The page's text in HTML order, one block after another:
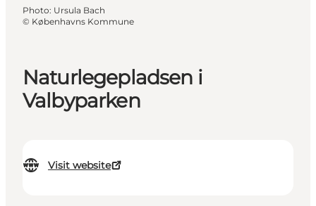
Naturlegepladsen i
Valbyparken
Visit website
Photo: Ursula Bach
© Københavns Kommune